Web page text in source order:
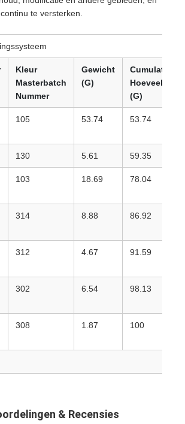
te versterken.
Kleur
Masterbatch
Nummer
Gewicht
(G)
Cumulatieve
Hoeveelheid
(G)
105 53.74 53.74
130 5.61 59.35
103 18.69 78.04
314 8.88 86.92
312 4.67 91.59
302 6.54 98.13
308 1.87 100
& Recensies